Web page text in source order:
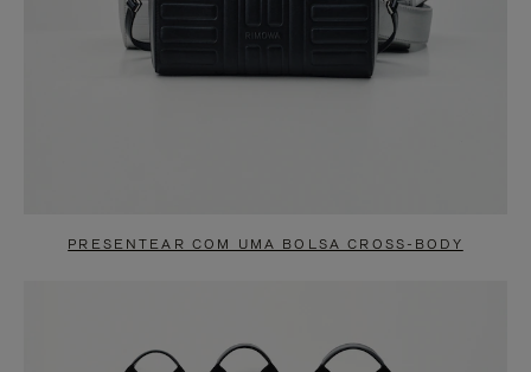
PRESENTEAR COM UMA BOLSA CROSS-BODY